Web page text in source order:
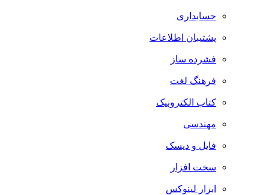
حسابداری
پشتیبان اطلاعات
فشرده ساز
فرهنگ لغت
کتاب الکترونیک
مهندسی
فایل و دیسک
سخت افزار
ابزار لینوکس